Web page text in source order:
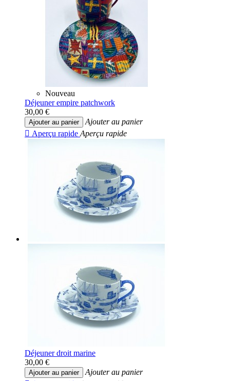
Nouveau
Déjeuner empire patchwork
30,00 €
Ajouter au panier
Ajouter au panier
 Aperçu rapide Aperçu rapide
Déjeuner droit marine
30,00 €
Ajouter au panier
Ajouter au panier